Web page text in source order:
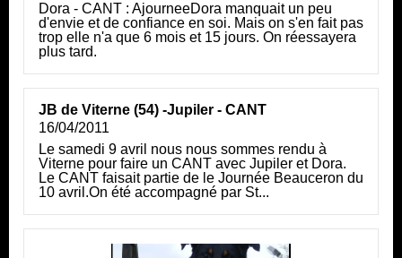
Dora - CANT : AjourneeDora manquait un peu
d'envie et de confiance en soi. Mais on s'en fait pas
trop elle n'a que 6 mois et 15 jours. On réessayera
plus tard.
JB de Viterne (54) -Jupiler - CANT
16/04/2011
Le samedi 9 avril nous nous sommes rendu à
Viterne pour faire un CANT avec Jupiler et Dora.
Le CANT faisait partie de le Journée Beauceron du
10 avril.On été accompagné par St...